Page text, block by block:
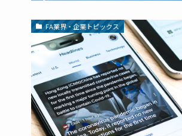
FA業界・企業トピックス